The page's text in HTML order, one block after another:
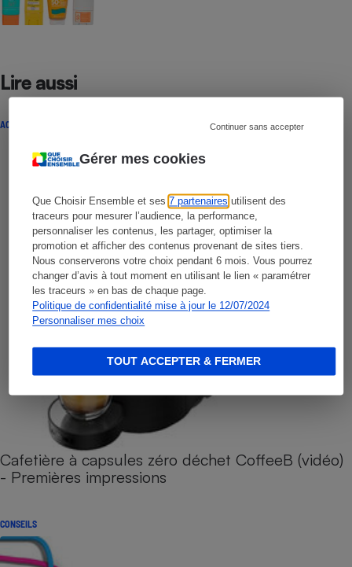
Gérer mes cookies
Que Choisir Ensemble et ses7 partenaires utilisent des
traceurs pour mesurer l’audience, la performance,
personnaliser les contenus, les partager, optimiser la
promotion et afficher des contenus provenant de sites tiers.
Nous conserverons votre choix pendant 6 mois. Vous pourrez
changer d’avis à tout moment en utilisant le lien « paramétrer
les traceurs » en bas de chaque page.
Politique de confidentialité mise à jour le 12/07/2024
Personnaliser mes choix
Continuer sans accepter
TOUT ACCEPTER & FERMER
Lire aussi
ACTUALITÉ
Cafetière à capsules zéro déchet CoffeeB (vidéo)
- Premières impressions
CONSEILS